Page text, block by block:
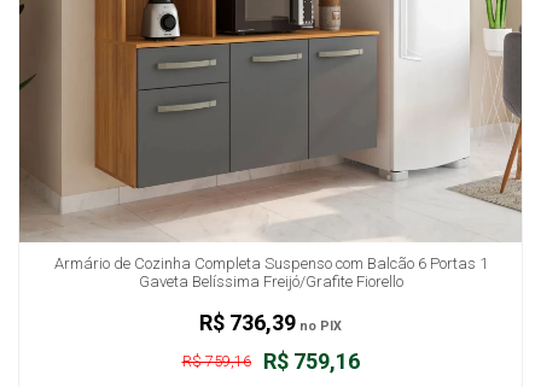
Armário de Cozinha Completa Suspenso com Balcão 6 Portas 1
Gaveta Belíssima Freijó/Grafite Fiorello
R$ 759,16
R$ 759,16
R$ 736,39 no PIX